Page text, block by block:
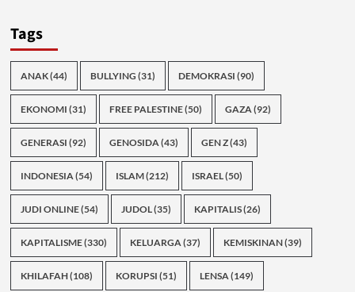
Tags
ANAK(44) BULLYING (31) DEMOKRASI (90)
EKONOMI (31) FREE PALESTINE(50) GAZA(92)
GENERASI (92) GENOSIDA(43) GEN Z(43)
INDONESIA(54) ISLAM(212) ISRAEL(50)
JUDI ONLINE(54) JUDOL(35) KAPITALIS(26)
KAPITALISME(330) KELUARGA(37) KEMISKINAN(39)
KHILAFAH(108) KORUPSI (51) LENSA(149)